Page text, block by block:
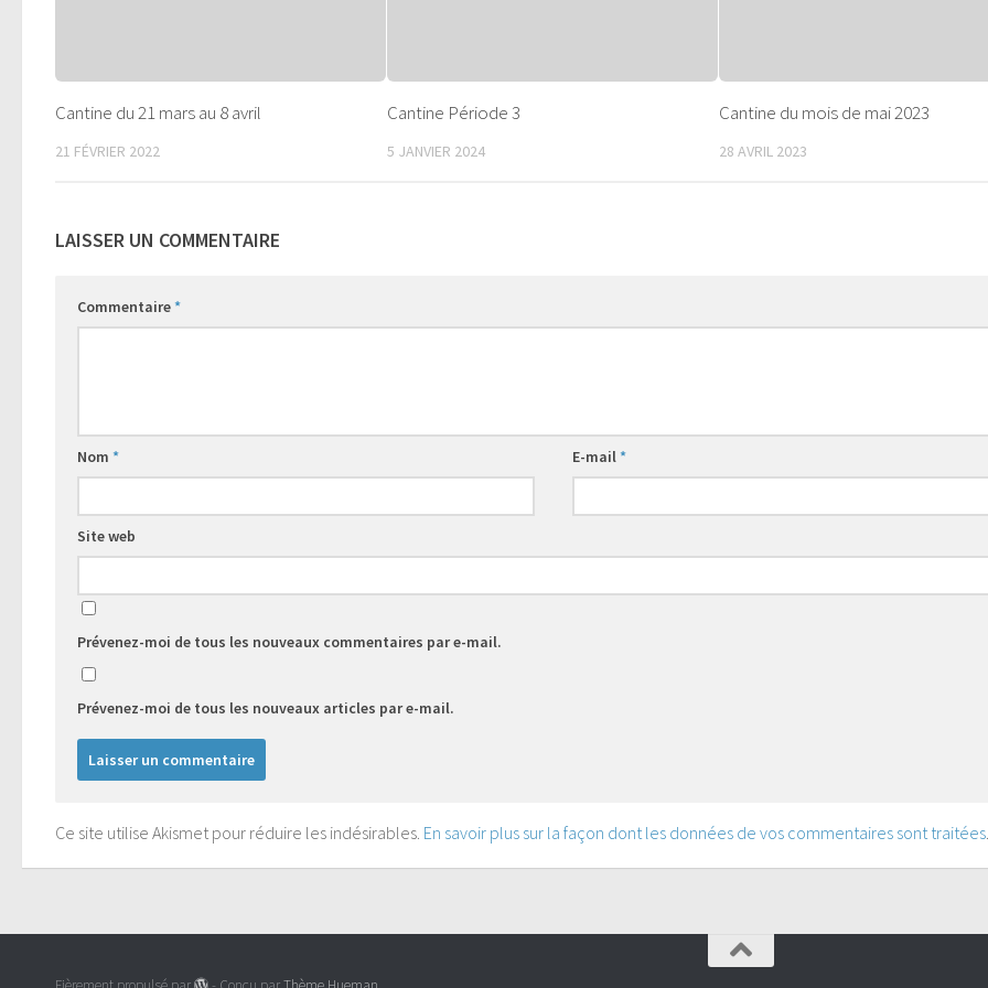
Cantine du 21 mars au 8 avril
21 FÉVRIER 2022
Cantine Période 3
5 JANVIER 2024
Cantine du mois de mai 2023
28 AVRIL 2023
LAISSER UN COMMENTAIRE
Commentaire*
Nom * E-mail*
Site web
Prévenez-moi de tous les nouveaux commentaires par e-mail.
Prévenez-moi de tous les nouveaux articles par e-mail.
Ce site utilise Akismet pour réduire les indésirables. En savoir plus sur la façon dont les données de vos commentaires sont traitées